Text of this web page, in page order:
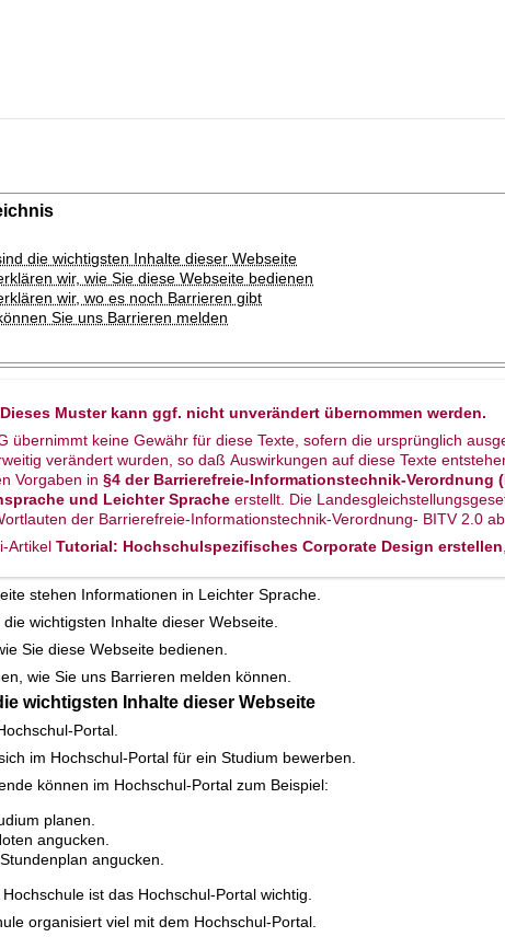
die wichtigsten Inhalte dieser Webseite
wir, wie Sie diese Webseite bedienen
wir, wo es noch Barrieren gibt
Sie uns Barrieren melden
Muster kann ggf. nicht unverändert übernommen werden.
übernimmt keine Gewähr für diese Texte, sofern die ursprünglich
verändert wurden, so daß Auswirkungen auf diese Texte
Vorgaben in §4 der Barrierefreie-Informationstechnik-Verordnung
und Leichter Spracheerstellt. Die
der Barrierefreie-Informationstechnik-Verordnung- BITV 2.0
ArtikelTutorial: Hochschulspezifisches Corporate Design erstellen
stehen Informationen in Leichter Sprache.
wichtigsten Inhalte dieser Webseite.
Sie diese Webseite bedienen.
wie Sie uns Barrieren melden können.
wichtigsten Inhalte dieser Webseite
Portal.
im Hochschul-Portal für ein Studium bewerben.
können im Hochschul-Portal zum Beispiel:
planen.
angucken.
angucken.
ist das Hochschul-Portal wichtig.
organisiert viel mit dem Hochschul-Portal.